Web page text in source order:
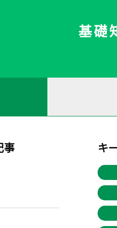
基礎
事 キ